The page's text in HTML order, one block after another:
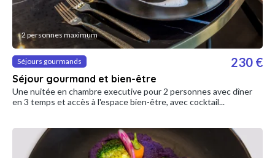
2 personnes maximum
Séjours gourmands
Séjour gourmand et bien-être
230 €
Une nuitée en chambre executive pour 2 personnes avec dîner
en 3 temps et accès à l'espace bien-être, avec cocktail...